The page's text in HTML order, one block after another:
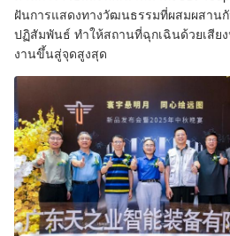
ฝันการแสดงทางวัฒนธรรมที่ผสมผสาน
ปฏิสัมพันธ์ ทําให้สถานที่ฉุกเฉินด้วยเสียง
งานขึ้นสู่จุดสูงสุด